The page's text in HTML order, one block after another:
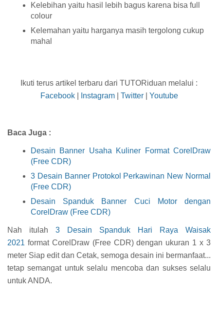
Kelebihan yaitu hasil lebih bagus karena bisa full
colour
Kelemahan yaitu harganya masih tergolong cukup
mahal
Ikuti terus artikel terbaru dari TUTORiduan melalui :
Facebook
Instagram| Twitter| Youtube
Baca Juga :
Desain Banner Usaha Kuliner Format CorelDraw
(Free CDR)
3 Desain Banner Protokol Perkawinan New Normal
(Free CDR)
Desain Spanduk Banner Cuci Motor dengan
CorelDraw (Free CDR)
Nah itulah 3 Desain Spanduk Hari Raya Waisak
2021 format CorelDraw (Free CDR) dengan ukuran 1 x 3
meter Siap edit dan Cetak, semoga desain ini bermanfaat...
tetap semangat untuk selalu mencoba dan sukses selalu
untuk ANDA.